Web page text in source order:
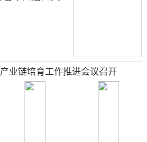
业链培育工作推进会议召开